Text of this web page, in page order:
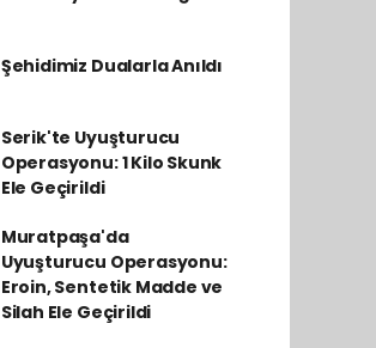
Şehidimiz Dualarla Anıldı
Serik'te Uyuşturucu
Operasyonu: 1 Kilo Skunk
Ele Geçirildi
Muratpaşa'da
Uyuşturucu Operasyonu:
Eroin, Sentetik Madde ve
Silah Ele Geçirildi